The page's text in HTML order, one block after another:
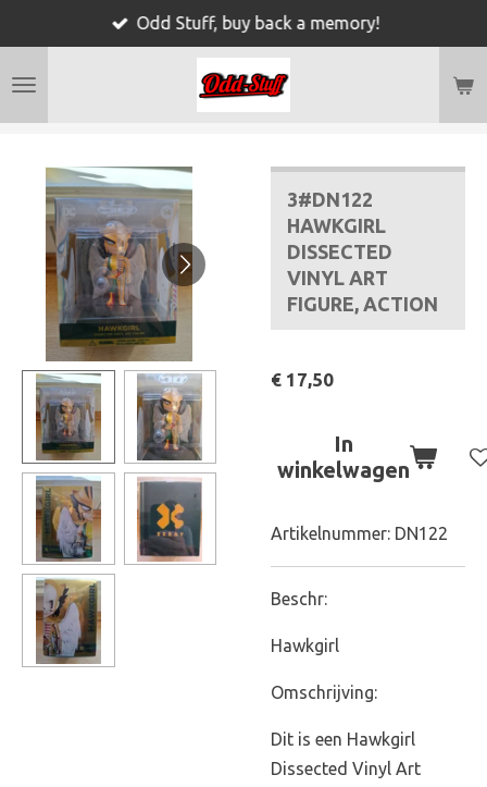
naar
Odd Stuff, buy back a memory!
3#DN122
HAWKGIRL
DISSECTED
VINYL ART
FIGURE, ACTION
€ 17,50
In
winkelwagen
Artikelnummer: DN122
Beschr:
Hawkgirl
Omschrijving:
Dit is een Hawkgirl
Dissected Vinyl Art